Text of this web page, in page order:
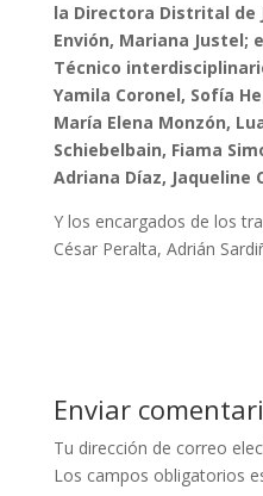
la Directora Distrital de
Envión, Mariana Justel;
Técnico
Yamila Coronel, Sofía
María Elena Monzón,
Schiebelbain, Fiama
Adriana Díaz, Jaqueline
Y los encargados de los
César Peralta, Adrián
Enviar
Tu dirección de correo
Los campos obligatorios